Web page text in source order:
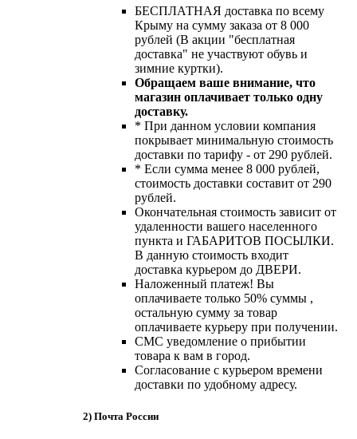
БЕСПЛАТНАЯ доставка по всему
Крыму на сумму заказа от 8 000
рублей (В акции "бесплатная
доставка" не участвуют обувь и
зимние куртки).
Обращаем ваше внимание, что
магазин оплачивает только одну
доставку.
* При данном условии компания
покрывает минимальную стоимость
доставки по тарифу - от 290 рублей.
* Если сумма менее 8 000 рублей,
стоимость доставки составит от 290
рублей.
Окончательная стоимость зависит от
удаленности вашего населенного
пункта и ГАБАРИТОВ ПОСЫЛКИ.
В данную стоимость входит
доставка курьером до ДВЕРИ.
Наложенный платеж! Вы
оплачиваете только 50% суммы ,
остальную сумму за товар
оплачиваете курьеру при получении.
СМС уведомление о прибытии
товара к вам в город.
Согласование с курьером времени
доставки по удобному адресу.
2) Почта России